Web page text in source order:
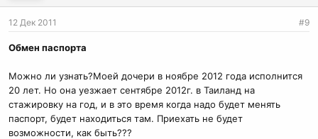
12 Дек 2011 #9
Обмен паспорта
Можно ли узнать?Моей дочери в ноябре 2012 года исполнится
20 лет. Но она уезжает сентябре 2012г. в Таиланд на
стажировку на год, и в это время когда надо будет менять
паспорт, будет находиться там. Приехать не будет
возможности, как быть???